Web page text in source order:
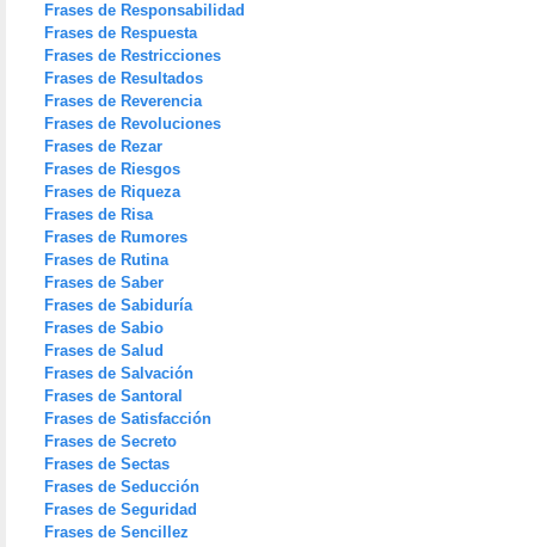
Frases de Responsabilidad
Frases de Respuesta
Frases de Restricciones
Frases de Resultados
Frases de Reverencia
Frases de Revoluciones
Frases de Rezar
Frases de Riesgos
Frases de Riqueza
Frases de Risa
Frases de Rumores
Frases de Rutina
Frases de Saber
Frases de Sabiduría
Frases de Sabio
Frases de Salud
Frases de Salvación
Frases de Santoral
Frases de Satisfacción
Frases de Secreto
Frases de Sectas
Frases de Seducción
Frases de Seguridad
Frases de Sencillez